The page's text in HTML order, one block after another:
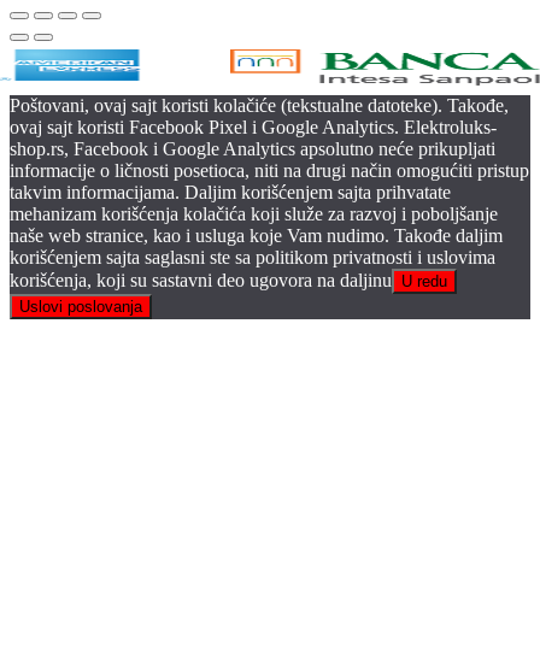
Poštovani, ovaj sajt koristi kolačiće (tekstualne datoteke). Takođe,
ovaj sajt koristi Facebook Pixel i Google Analytics. Elektroluks-
shop.rs, Facebook i Google Analytics apsolutno neće prikupljati
informacije o ličnosti posetioca, niti na drugi način omogućiti pristup
takvim informacijama. Daljim korišćenjem sajta prihvatate
mehanizam korišćenja kolačića koji služe za razvoj i poboljšanje
naše web stranice, kao i usluga koje Vam nudimo. Takođe daljim
korišćenjem sajta saglasni ste sa politikom privatnosti i uslovima
korišćenja, koji su sastavni deo ugovora na daljinu
U redu
Uslovi poslovanja